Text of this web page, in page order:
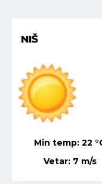
NIŠ
Min temp:22
Vetar: 7 m/s